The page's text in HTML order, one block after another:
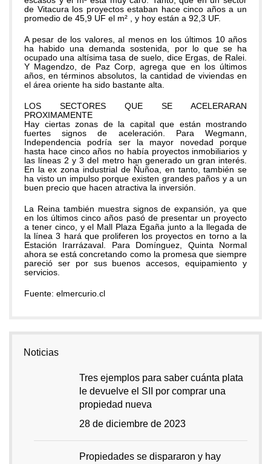
de Vitacura los proyectos estaban hace cinco años a un
promedio de 45,9 UF el m² , y hoy están a 92,3 UF.
A pesar de los valores, al menos en los últimos 10 años
ha habido una demanda sostenida, por lo que se ha
ocupado una altísima tasa de suelo, dice Ergas, de Ralei.
Y Magendzo, de Paz Corp, agrega que en los últimos
años, en términos absolutos, la cantidad de viviendas en
el área oriente ha sido bastante alta.
LOS SECTORES QUE SE ACELERARAN
PROXIMAMENTE
Hay ciertas zonas de la capital que están mostrando
fuertes signos de aceleración. Para Wegmann,
Independencia podría ser la mayor novedad porque
hasta hace cinco años no había proyectos inmobiliarios y
las líneas 2 y 3 del metro han generado un gran interés.
En la ex zona industrial de Ñuñoa, en tanto, también se
ha visto un impulso porque existen grandes paños y a un
buen precio que hacen atractiva la inversión.
La Reina también muestra signos de expansión, ya que
en los últimos cinco años pasó de presentar un proyecto
a tener cinco, y el Mall Plaza Egaña junto a la llegada de
la línea 3 hará que proliferen los proyectos en torno a la
Estación Irarrázaval. Para Domínguez, Quinta Normal
ahora se está concretando como la promesa que siempre
pareció ser por sus buenos accesos, equipamiento y
servicios.
Fuente: elmercurio.cl
Noticias
Tres ejemplos para saber cuánta plata
le devuelve el SII por comprar una
propiedad nueva
28 de diciembre de 2023
Propiedades se dispararon y hay